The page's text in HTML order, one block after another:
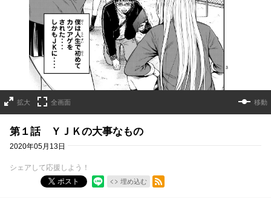
拡大 全画面 移動
第１話 ＹＪＫの大事なもの
2020年05月13日
シェアして応援しよう！
ポスト
埋め込む
RSSフィード